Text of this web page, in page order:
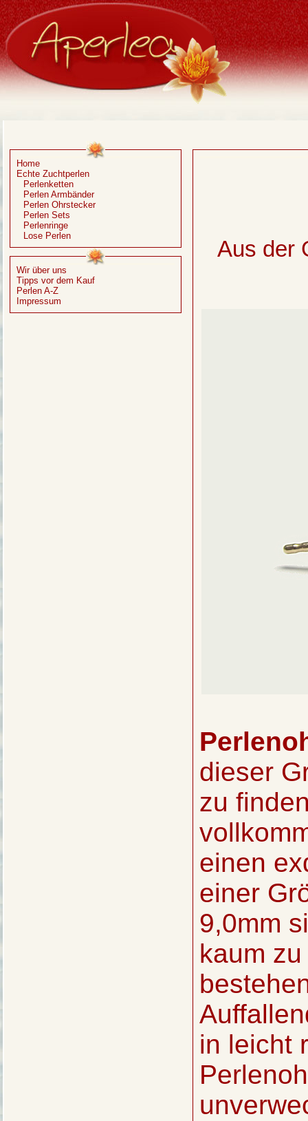
Home
Echte Zuchtperlen
Perlenketten
Perlen Armbänder
Perlen Ohrstecker
Perlen Sets
Perlenringe
Lose Perlen
Wir über uns
Tipps vor dem Kauf
Perlen A-Z
Impressum
Aus der
dieser
zu
einen
einer
9,0mm
kaum
in leicht